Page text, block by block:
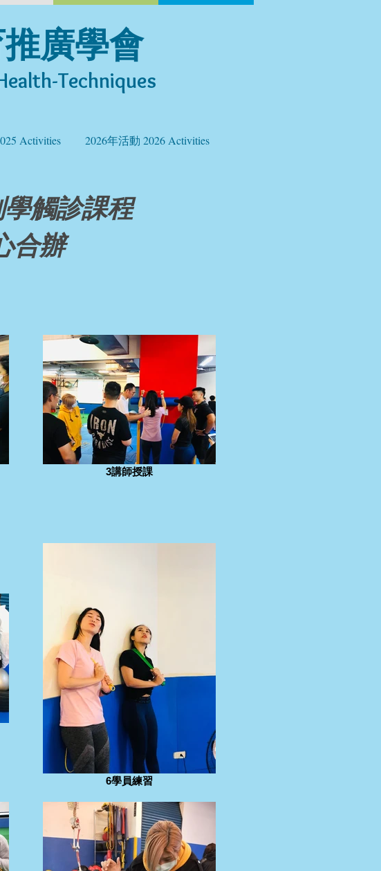
廣學會
Techniques​
Activities 2026年活動 2026 Activities
觸診課程
合辦
3講師授課
6學員練習